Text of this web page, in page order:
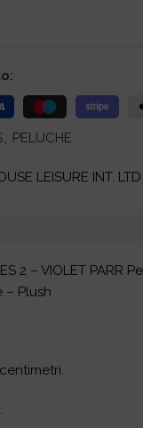
, PELUCHE
LEISURE INT. LTD
2 – VIOLET PARR
– Plush